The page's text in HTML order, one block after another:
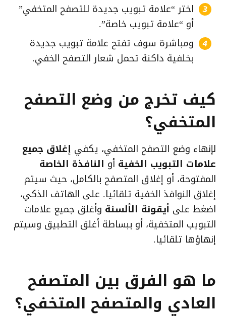
اختر “علامة تبويب جديدة للتصفح المتخفي”
أو “علامة تبويب خاصة”.
ومباشرة سوف تفتح علامة تبويب جديدة
بخلفية داكنة تحمل شعار التصفح الخفي.
كيف تخرج من وضع التصفح
المتخفي؟
لإنهاء وضع التصفح المتخفي، يكفي إغلاق جميع
علامات التبويب الخفية أو النافذة الخاصة
المفتوحة، أو إغلاق المتصفح بالكامل، حيث سيتم
إغلاق النوافذ الخفية تلقائيا. على الهاتف الذكي،
اضغط على أيقونة الألسنة وأغلق جميع علامات
التبويب المتخفية، أو ببساطة أغلق التطبيق وسيتم
إنهاؤها تلقائيا.
ما هو الفرق بين المتصفح
العادي والمتصفح المتخفي؟